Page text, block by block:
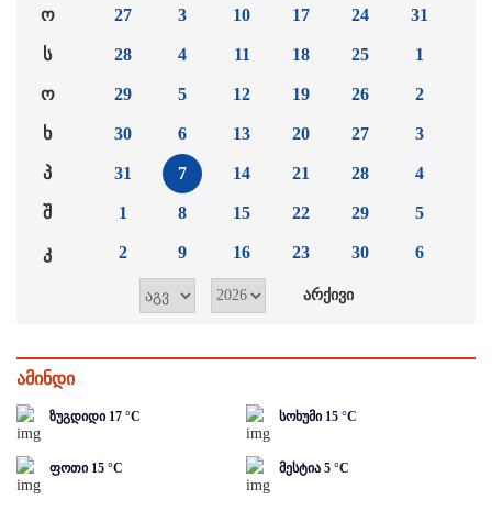
ო
ს
ო
ხ
პ
შ
კ
27
28
29
30
31
1
2
3
4
5
6
7
8
9
10
11
12
13
14
15
16
17
18
19
20
21
22
23
24
25
26
27
28
29
30
31
1
2
3
4
5
6
ამინდი
ზუგდიდი 17 °C სოხუმი 15 °C
ფოთი 15 °C მესტია 5 °C